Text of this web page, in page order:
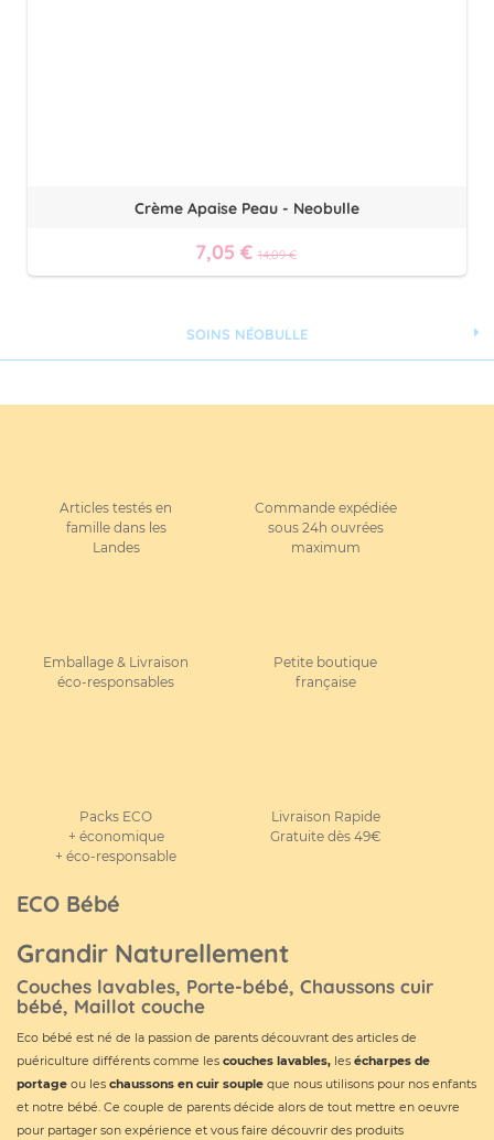
SOINS NÉOBULLE
Crème Apaise Peau - Neobulle
7,05 €14,09 €
Articles testés en
famille dans les
Landes
Commande expédiée
sous 24h ouvrées
maximum
Emballage & Livraison
éco-responsables
Petite boutique
française
Packs ECO
+ économique
+ éco-responsable
Livraison Rapide
Gratuite dès 49€
ECO Bébé
Grandir Naturellement
Couches lavables, Porte-bébé, Chaussons cuir
bébé, Maillot couche
Eco bébé est né de la passion de parents découvrant des articles de
puériculture différents comme les couches lavables, les écharpes de
portage ou les chaussons en cuir souple que nous utilisons pour nos enfants
et notre bébé. Ce couple de parents décide alors de tout mettre en oeuvre
pour partager son expérience et vous faire découvrir des produits